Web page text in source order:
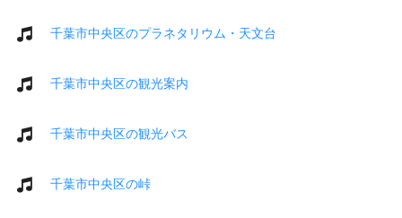
千葉市中央区のプラネタリウム・天文台
千葉市中央区の観光案内
千葉市中央区の観光バス
千葉市中央区の峠